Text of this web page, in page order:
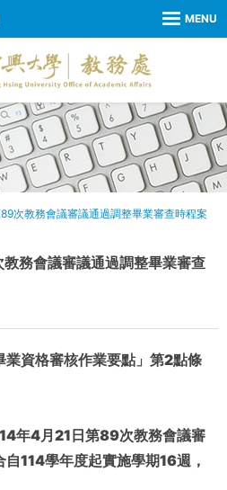
次教務會議審議通過調整畢業審查時程案
務會議審議通過調整畢業審查
資格審核作業要點」第2點條
年4月21日第89次教務會議審
114學年度起實施學期16週，